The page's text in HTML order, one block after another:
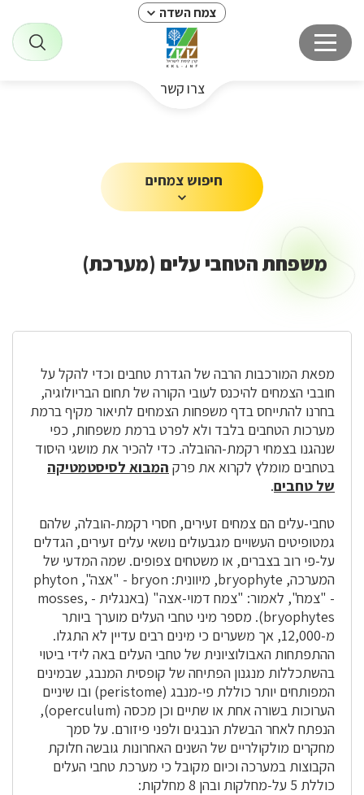
צמח השדה
צרו קשר
חיפוש צמחים
משפחת הטחבי עלים (מערכת)
מפאת המורכבות הרבה של הגדרת טחבים וכדי להקל על
חובבי הצמחים להיכנס לעובי הקורה של תחום הבריולוגיה,
בחרנו להתייחס בדף משפחות הצמחים לתיאור מקיף ברמת
מערכות הטחבים בלבד ולא לפרט ברמת משפחות, כפי
שנהגנו בצמחי רקמת-ההובלה. כדי להכיר את מושגי היסוד
בטחבים מומלץ לקרוא את פרק המבוא לסיסטמטיקה
של טחבים.
טחבי-עלים הם צמחים זעירים, חסרי רקמת-הובלה, שלהם
גמטופיטים העשויים מגבעולים נושאי עלים זעירים, הגדלים
על-פי רוב בצברים, או משטחים צפופים. שמה המדעי של
המערכה, bryophyte, מיוונית: bryon - "אצה", phyton
- "צמח", לאמור: "צמח דמוי-אצה" (באנגלית - mosses,
bryophytes). מספר מיני טחבי העלים מוערך ביותר
מ-12,000, אך משערים כי מינים רבים עדיין לא התגלו.
ההתפתחות האבולוציונית של טחבי העלים באה לידי ביטוי
בהשתכללות מנגנון הפתיחה של קופסית המנבג, שבמינים
המפותחים יותר כוללת פי-מנבג (peristome) ובו שיניים
הערוכות בשורה אחת או שתיים וכן מכסה (operculum),
הנפתח לאחר הבשלת הנבגים ולפני פיזורם. על סמך
מחקרים מולקולריים של השנים האחרונות גובשה חלוקת
הקבוצות במערכה וכיום מקובל כי מערכת טחבי העלים
כוללת 5 על-מחלקות ובהן 8 מחלקות: